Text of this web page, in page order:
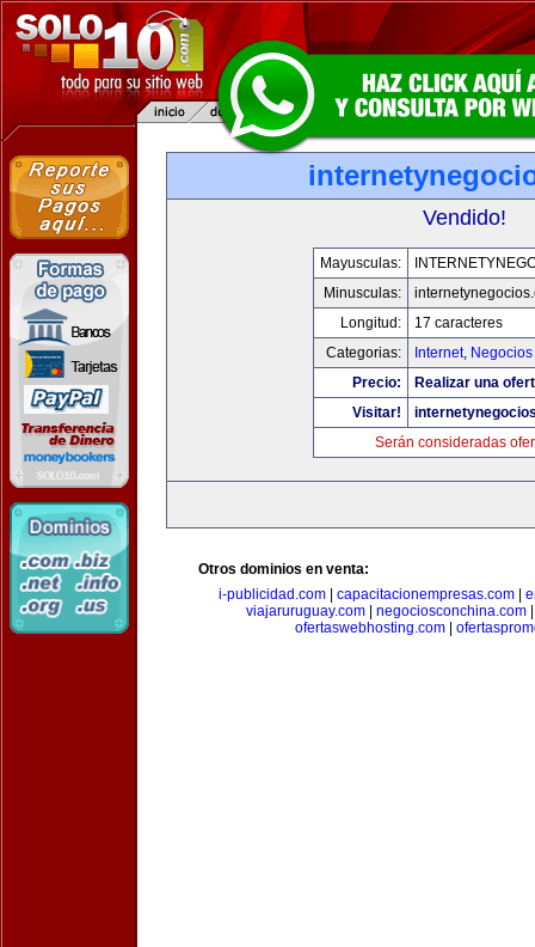
Vendido!
Mayusculas:
Minusculas:
Longitud:
17 caracteres
Categorias:
Internet, Negocios
Precio:
Realizar una
Visitar!
Serán consideradas
Otros dominios en venta:
i-publicidad.com| capacitacionempresas.com|
viajaruruguay.com| negociosconchina.com
ofertaswebhosting.com|